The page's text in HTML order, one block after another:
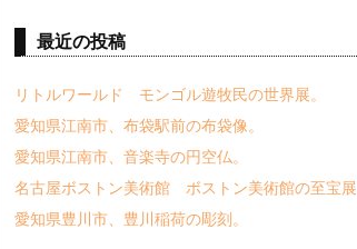
最近の投稿
リトルワールド モンゴル遊牧民の世界展。
愛知県江南市、布袋駅前の布袋像。
愛知県江南市、音楽寺の円空仏。
名古屋ボストン美術館 ボストン美術館の至宝展
愛知県豊川市、豊川稲荷の彫刻。